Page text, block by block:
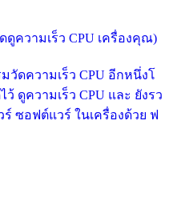
ดูความเร็ว CPU เครื่องคุณ)
วัดความเร็ว CPU อีกหนึ่งโ
ดูความเร็ว CPU และ ยังรว
ซอฟต์แวร์ ในเครื่องด้วย ฟ